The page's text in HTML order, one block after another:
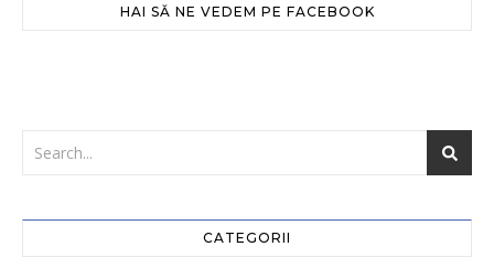
HAI SĂ NE VEDEM PE FACEBOOK
CATEGORII